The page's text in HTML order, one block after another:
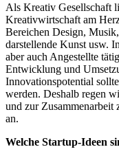
Als Kreativ Gesellschaft
Kreativwirtschaft am
Bereichen Design,
darstellende Kunst usw.
aber auch Angestellte
Entwicklung und
Innovationspotential
werden. Deshalb regen
und zur Zusammenarbeit
an.
Welche Startup-Ideen